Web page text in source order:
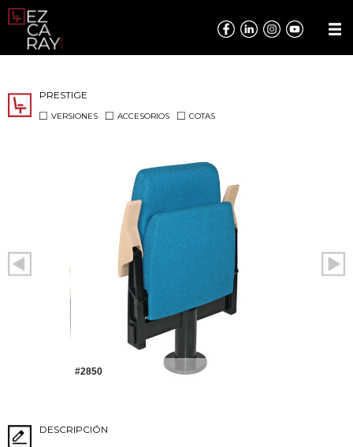
PRESTIGE
VERSIONES ACCESORIOS COTAS
#2850
DESCRIPCIÓN